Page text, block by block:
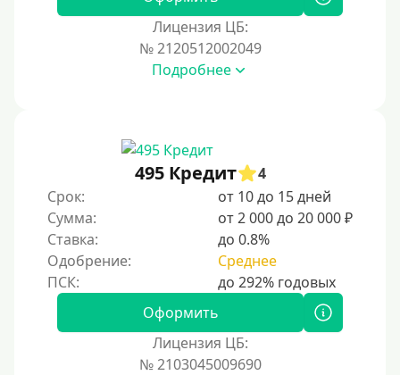
Лицензия ЦБ:
№ 2120512002049
Подробнее
495 Кредит
4
Срок:
от 10 до 15 дней
Сумма:
от 2 000 до 20 000 ₽
Ставка:
до 0.8%
Одобрение:
Среднее
Оформить
Лицензия ЦБ:
№ 2103045009690